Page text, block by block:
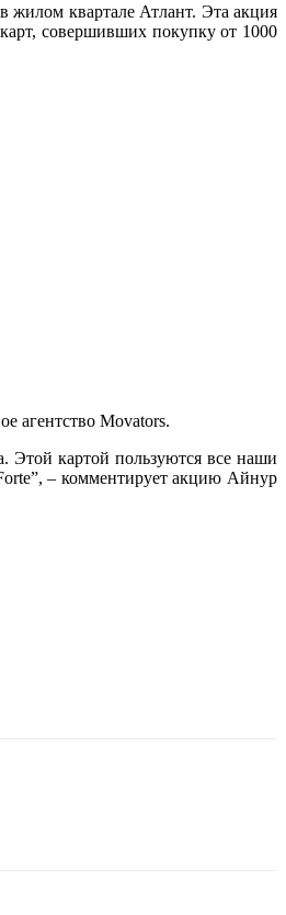
жилом квартале Атлант. Эта акция
совершивших покупку от 1000
агентство Movators.
Этой картой пользуются все наши
– комментирует акцию Айнур